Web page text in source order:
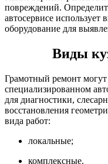
повреждений.
автосервисе использует
оборудование для
Виды
Грамотный ремонт могут
специализированном
для диагностики,
восстановления
вида работ:
локальные;
комплексные.